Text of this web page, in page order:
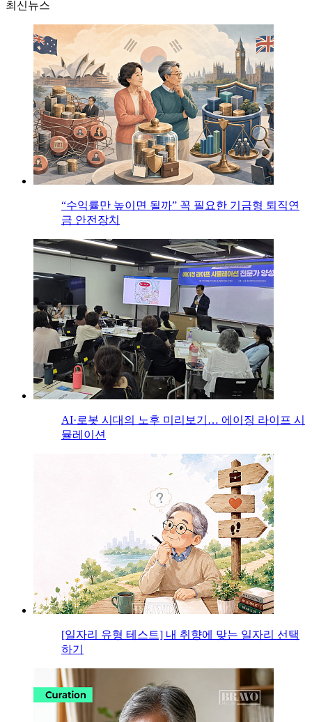
최신뉴스
“수익률만 높이면 될까” 꼭 필요한 기금형 퇴직연
금 안전장치
AI·로봇 시대의 노후 미리보기… 에이징 라이프 시
뮬레이션
[일자리 유형 테스트] 내 취향에 맞는 일자리 선택
하기